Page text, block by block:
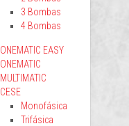
3 Bombas
4 Bombas
ONEMATIC EASY
ONEMATIC
MULTIMATIC
CESE
Monofásica
Trifásica